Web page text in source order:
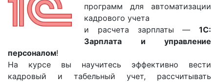
программ для автоматизации
кадрового учета
и расчета зарплаты — 1С:
Зарплата и управление
персоналом!
На курсе вы научитесь эффективно вести
кадровый и табельный учет, рассчитывать